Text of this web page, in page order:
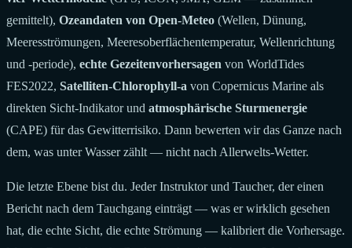
gemittelt), Ozeandaten von Open-Meteo (Wellen, Dünung,
Meeresströmungen, Meeresoberflächentemperatur, Wellenrichtung
und -periode), echte Gezeitenvorhersagen von WorldTides
FES2022, Satelliten-Chlorophyll-a von Copernicus Marine als
direkten Sicht-Indikator und atmosphärische Sturmenergie
(CAPE) für das Gewitterrisiko. Dann bewerten wir das Ganze nach
dem, was unter Wasser zählt — nicht nach Allerwelts-Wetter.
Die letzte Ebene bist du. Jeder Instruktor und Taucher, der einen
Bericht nach dem Tauchgang einträgt — was er wirklich gesehen
hat, die echte Sicht, die echte Strömung — kalibriert die Vorhersage.